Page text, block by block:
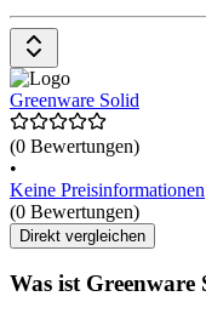
Greenware Solid
(0 Bewertungen)
•
Keine Preisinformationen
(0 Bewertungen)
Direkt vergleichen
Was ist Greenware